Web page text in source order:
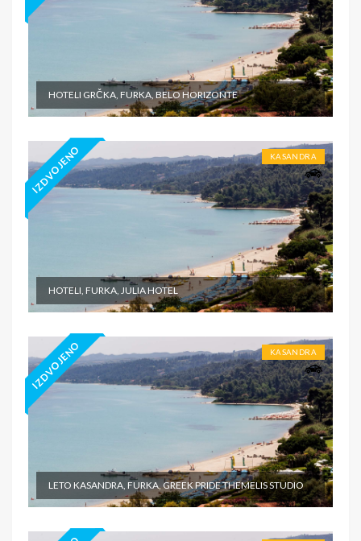
HOTELI GRČKA, FURKA, BELO HORIZONTE
IZDVOJENO KASANDRA
HOTELI, FURKA, JULIA HOTEL
IZDVOJENO KASANDRA
LETO KASANDRA, FURKA, GREEK PRIDE THEMELIS STUDIO